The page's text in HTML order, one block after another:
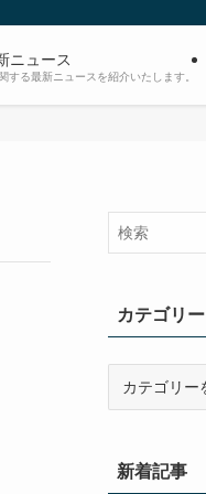
ニュース
する最新ニュースを紹介いたします。
カテゴリー
ー新着記事